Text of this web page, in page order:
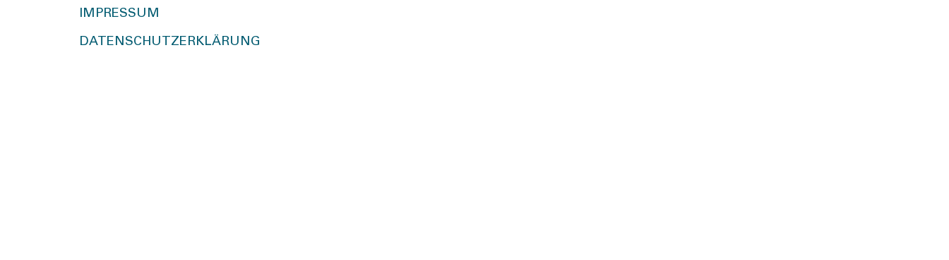
IMPRESSUM
DATENSCHUTZERKLÄRUNG